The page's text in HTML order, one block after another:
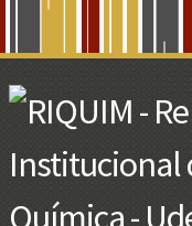
Main
Content